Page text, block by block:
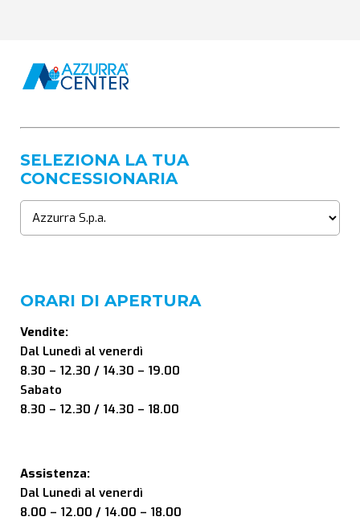
SELEZIONA LA TUA
CONCESSIONARIA
ORARI DI APERTURA
Vendite:
Dal Lunedì al venerdì
8.30 – 12.30 / 14.30 – 19.00
Sabato
8.30 – 12.30 / 14.30 – 18.00
Assistenza:
Dal Lunedì al venerdì
8.00 – 12.00 / 14.00 – 18.00